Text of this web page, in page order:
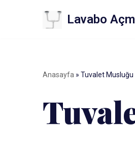
Lavabo
Anasayfa » Tuvalet Musluğu